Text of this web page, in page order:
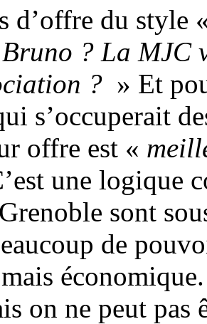
d’offre du style
? La MJC
? » Et
s’occuperait
offre est «
une logique
sont
de
on ne peut pas